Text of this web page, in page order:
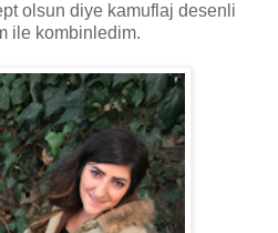
olsun diye kamuflaj desenli
ile kombinledim.